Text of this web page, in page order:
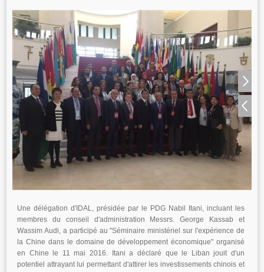
Une délégation d'IDAL, présidée par le PDG Nabil Itani, incluant les
membres du conseil d'administration Messrs. George Kassab et
Wassim Audi, a participé au "Séminaire ministériel sur l'expérience de
la Chine dans le domaine de développement économique" organisé
en Chine le 11 mai 2016. Itani a déclaré que le Liban jouit d'un
potentiel attrayant lui permettant d'attirer les investissements chinois et